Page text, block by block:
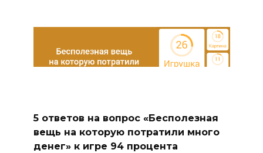
5 ответов на вопрос «Бесполезная
вещь на которую потратили много
денег» к игре 94 процента